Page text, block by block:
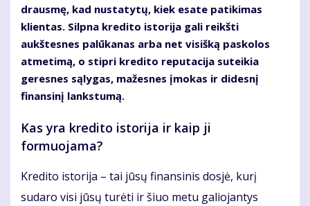
drausmę, kad nustatytų, kiek esate patikimas
klientas. Silpna kredito istorija gali reikšti
aukštesnes palūkanas arba net visišką paskolos
atmetimą, o stipri kredito reputacija suteikia
geresnes sąlygas, mažesnes įmokas ir didesnį
finansinį lankstumą.
Kas yra kredito istorija ir kaip ji
formuojama?
Kredito istorija – tai jūsų finansinis dosjė, kurį
sudaro visi jūsų turėti ir šiuo metu galiojantys